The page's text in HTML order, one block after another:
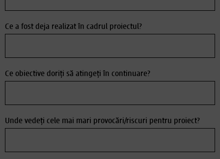
Ce a fost deja realizat în cadrul proiectul?
Ce obiective doriți să atingeți în continuare?
Unde vedeți cele mai mari provocări/riscuri pentru proiect?